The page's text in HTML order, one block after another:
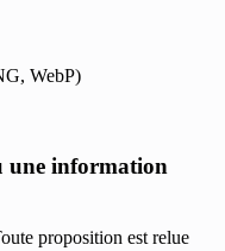
WebP)
une information
proposition est relue